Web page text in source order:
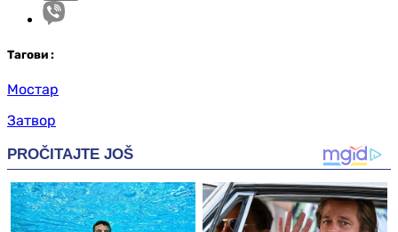
Тагови :
Мостар
Затвор